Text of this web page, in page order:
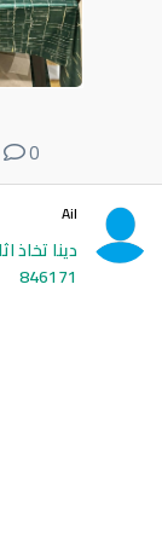
0
Ail
846171